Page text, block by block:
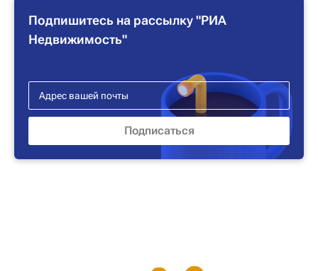
Подпишитесь на рассылку "РИА
Недвижимость"